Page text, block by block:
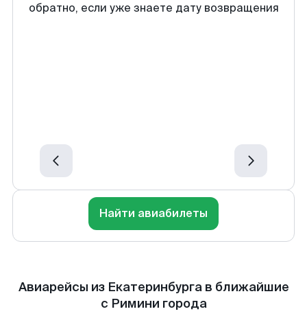
обратно, если уже знаете дату возвращения
Найти авиабилеты
Авиарейсы из Екатеринбурга в ближайшие
с Римини города